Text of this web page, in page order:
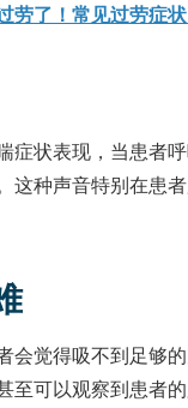
劳了！常见过劳症
症状表现，当患者
这种声音特别在患
会觉得吸不到足够
至可以观察到患者